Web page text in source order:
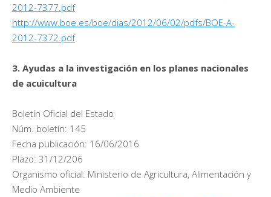
2012-7377.pdf
http://www.boe.es/boe/dias/2012/06/02/pdfs/BOE-A-
2012-7372.pdf
3. Ayudas a la investigación en los planes nacionales
de acuicultura
Boletín Oficial del Estado
Núm. boletín: 145
Fecha publicación: 16/06/2016
Plazo: 31/12/206
Organismo oficial: Ministerio de Agricultura, Alimentación y
Medio Ambiente